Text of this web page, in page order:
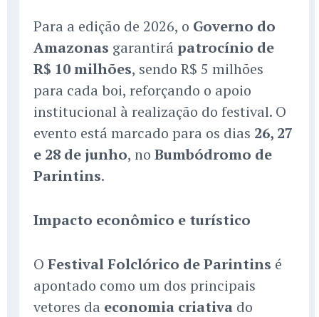
Para a edição de 2026, o Governo do
Amazonas garantirá patrocínio de
R$ 10 milhões, sendo R$ 5 milhões
para cada boi, reforçando o apoio
institucional à realização do festival. O
evento está marcado para os dias 26, 27
e 28 de junho, no Bumbódromo de
Parintins.
Impacto econômico e turístico
O Festival Folclórico de Parintins é
apontado como um dos principais
vetores da economia criativa do